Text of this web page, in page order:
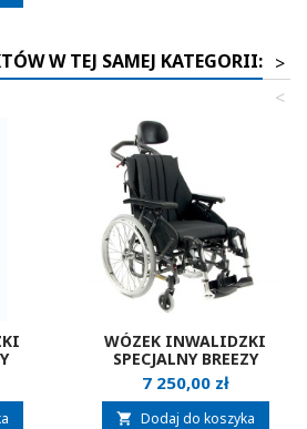
W TEJ SAMEJ KATEGORII: >
<
WÓZEK INWALIDZKI
SPECJALNY BREEZY
EMINEO
Cena
7 250,00 zł
 Dodaj do koszyka